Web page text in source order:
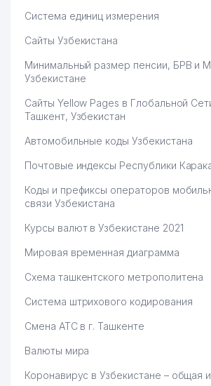
Система единиц измерения
Сайты Узбекистана
Минимальный размер пенсии, БРВ и
Узбекистане
Сайты Yellow Pages в Глобальной
Ташкент, Узбекистан
Автомобильные коды Узбекистана
Почтовые индексы Республики
Коды и префиксы операторов
связи Узбекистана
Курсы валют в Узбекистане 2021
Мировая временная диаграмма
Схема ташкентского метрополитена
Система штрихового кодирования
Смена АТС в г. Ташкенте
Валюты мира
Коронавирус в Узбекистане – общая